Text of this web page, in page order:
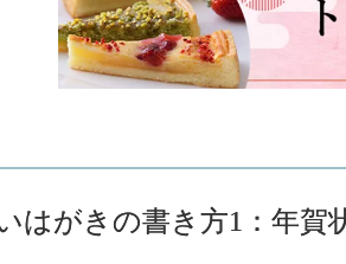
はがきの書き方1：年賀